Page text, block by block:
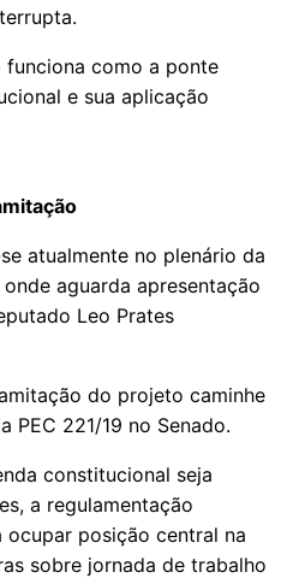
como a ponte
e sua aplicação
atualmente no plenário da
aguarda apresentação
Leo Prates
do projeto caminhe
PEC 221/19 no Senado.
constitucional seja
a regulamentação
ocupar posição central na
sobre jornada de trabalho